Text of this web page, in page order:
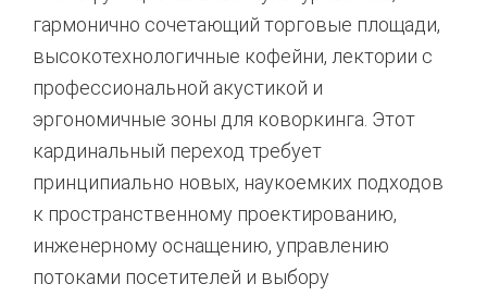
гармонично сочетающий торговые площади,
высокотехнологичные кофейни, лектории с
профессиональной акустикой и
эргономичные зоны для коворкинга. Этот
кардинальный переход требует
принципиально новых, наукоемких подходов
к пространственному проектированию,
инженерному оснащению, управлению
потоками посетителей и выбору